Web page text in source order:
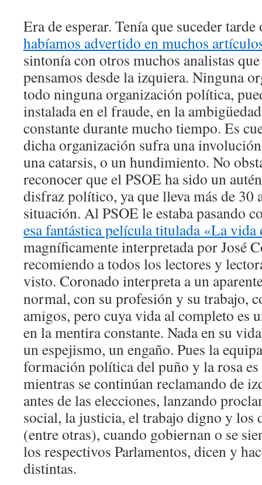
Era de esperar. Tenía que suceder
habíamos advertido en muchos
sintonía con otros muchos analistas
pensamos desde la izquiera. Ninguna
todo ninguna organización política,
instalada en el fraude, en la
constante durante mucho tiempo. Es
dicha organización sufra una
una catarsis, o un hundimiento. No
reconocer que el PSOE ha sido un
disfraz político, ya que lleva más de 30
situación. Al PSOE le estaba pasando
esa fantástica película titulada «La vida
magníficamente interpretada por José
recomiendo a todos los lectores y
visto. Coronado interpreta a un
normal, con su profesión y su trabajo,
amigos, pero cuya vida al completo es
en la mentira constante. Nada en su
un espejismo, un engaño. Pues la
formación política del puño y la rosa es
mientras se continúan reclamando de
antes de las elecciones, lanzando
social, la justicia, el trabajo digno y los
(entre otras), cuando gobiernan o se
los respectivos Parlamentos, dicen y
distintas.